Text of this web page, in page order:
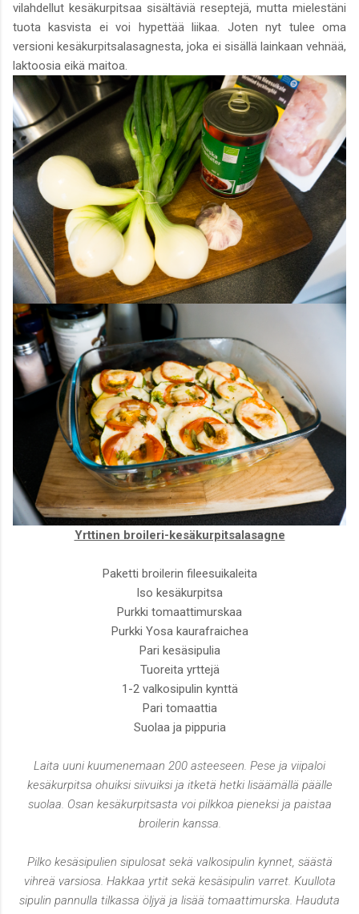
vilahdellut kesäkurpitsaa sisältäviä reseptejä, mutta mielestäni
tuota kasvista ei voi hypettää liikaa. Joten nyt tulee oma
versioni kesäkurpitsalasagnesta, joka ei sisällä lainkaan vehnää,
laktoosia eikä maitoa.
Yrttinen broileri-kesäkurpitsalasagne
Paketti broilerin fileesuikaleita
Iso kesäkurpitsa
Purkki tomaattimurskaa
Purkki Yosa kaurafraichea
Pari kesäsipulia
Tuoreita yrttejä
1-2 valkosipulin kynttä
Pari tomaattia
Suolaa ja pippuria
Laita uuni kuumenemaan 200 asteeseen. Pese ja viipaloi
kesäkurpitsa ohuiksi siivuiksi ja itketä hetki lisäämällä päälle
suolaa. Osan kesäkurpitsasta voi pilkkoa pieneksi ja paistaa
broilerin kanssa.
Pilko kesäsipulien sipulosat sekä valkosipulin kynnet, säästä
vihreä varsiosa. Hakkaa yrtit sekä kesäsipulin varret. Kuullota
sipulin pannulla tilkassa öljyä ja lisää tomaattimurska. Hauduta